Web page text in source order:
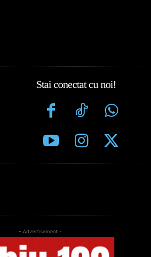
Stai conectat cu noi!
- Advertisement -